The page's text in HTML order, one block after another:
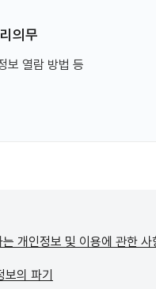
의무
보 열람 방법 등
는 개인정보 및 이용에 관한 사
보의 파기